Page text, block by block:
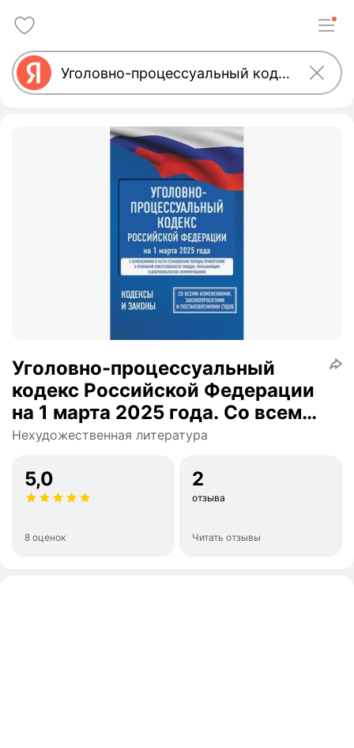
Уголовно-процессуальный
кодекс Российской Федерации
на 1 марта 2025 года. Со всеми
изменениями, законопроектами
Нехудожественная литература
5,0
8 оценок
2
отзыва
Читать отзывы